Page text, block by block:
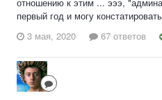
первый год и могу
3 мая, 2020
67 ответов